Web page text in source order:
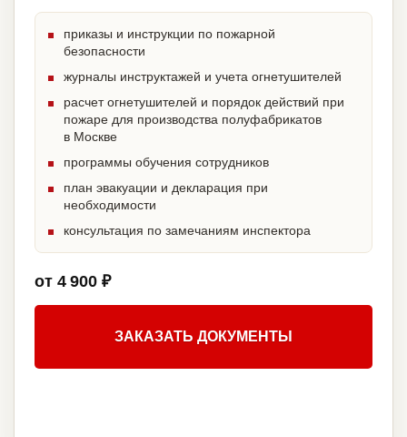
приказы и инструкции по пожарной
безопасности
журналы инструктажей и учета огнетушителей
расчет огнетушителей и порядок действий при
пожаре для производства полуфабрикатов
в Москве
программы обучения сотрудников
план эвакуации и декларация при
необходимости
консультация по замечаниям инспектора
от 4 900 ₽
ЗАКАЗАТЬ ДОКУМЕНТЫ